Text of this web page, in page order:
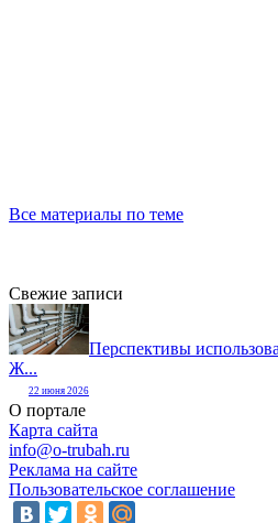
Все материалы по теме
Свежие записи
Перспективы
Ж...
22 июня 2026
О портале
Карта сайта
info@o-trubah.ru
Реклама на сайте
Пользовательское соглашение